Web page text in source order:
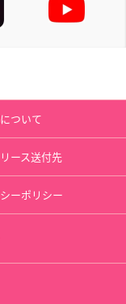
ついて
ース送付先
ーポリシー